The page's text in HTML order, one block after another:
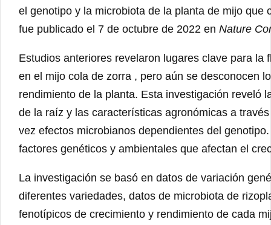
el genotipo y la microbiota de la planta de mijo
fue publicado el 7 de octubre de 2022 en Nature
Estudios anteriores revelaron lugares clave para
en el mijo cola de zorra , pero aún se desconocen
rendimiento de la planta. Esta investigación reveló
de la raíz y las características agronómicas a
vez efectos microbianos dependientes del
factores genéticos y ambientales que afectan el
La investigación se basó en datos de variación
diferentes variedades, datos de microbiota de
fenotípicos de crecimiento y rendimiento de cada